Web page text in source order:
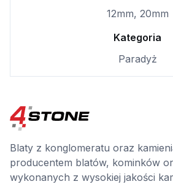
12mm, 20mm
Kategoria
Paradyż
Blaty z konglomeratu oraz
producentem blatów, kominków
wykonanych z wysokiej jakości